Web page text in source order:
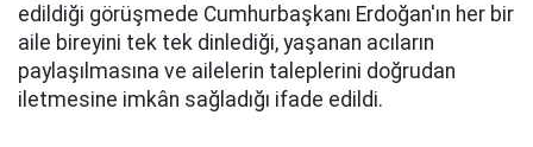
edildiği görüşmede Cumhurbaşkanı Erdoğan'ın her bir
aile bireyini tek tek dinlediği, yaşanan acıların
paylaşılmasına ve ailelerin taleplerini doğrudan
iletmesine imkân sağladığı ifade edildi.